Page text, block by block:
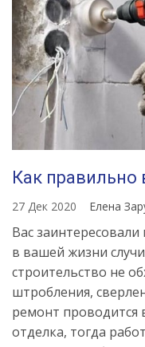
Как правильно
27 Дек 2020 Елена
Вас
в вашей жизни
строительство не
штробления,
ремонт проводится
отделка, тогда